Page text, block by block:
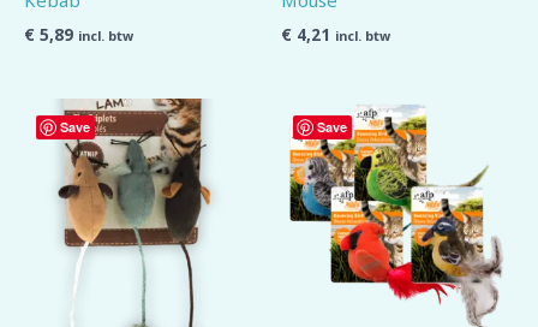
€ 5,89 incl. btw € 4,21 incl. btw
Save Save